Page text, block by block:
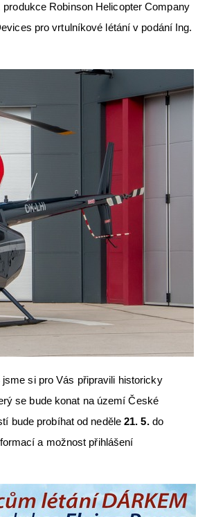
Robinson Helicopter Company
pro vrtulníkové létání v podání Ing.
jsme si pro Vás připravili historicky
se bude konat na území České
bude probíhat od neděle21. 5.do
a možnost přihlášení